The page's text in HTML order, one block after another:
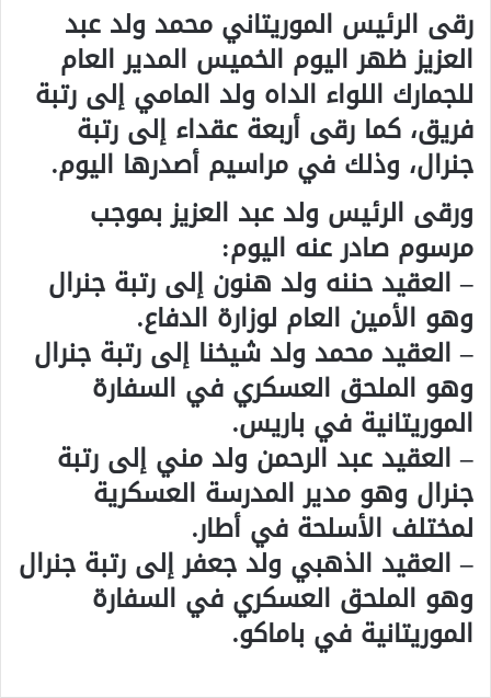
رقى الرئيس الموريتاني محمد ولد عبد
العزيز ظهر اليوم الخميس المدير العام
للجمارك اللواء الداه ولد المامي إلى رتبة
فريق، كما رقى أربعة عقداء إلى رتبة
جنرال، وذلك في مراسيم أصدرها اليوم.
ورقى الرئيس ولد عبد العزيز بموجب
مرسوم صادر عنه اليوم:
– العقيد حننه ولد هنون إلى رتبة جنرال
وهو الأمين العام لوزارة الدفاع.
– العقيد محمد ولد شيخنا إلى رتبة جنرال
وهو الملحق العسكري في السفارة
الموريتانية في باريس.
– العقيد عبد الرحمن ولد مني إلى رتبة
جنرال وهو مدير المدرسة العسكرية
لمختلف الأسلحة في أطار.
– العقيد الذهبي ولد جعفر إلى رتبة جنرال
وهو الملحق العسكري في السفارة
الموريتانية في باماكو.